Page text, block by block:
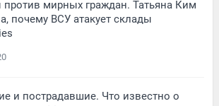
против мирных граждан. Татьяна Ким
почему ВСУ атакует склады
и пострадавшие. Что известно о